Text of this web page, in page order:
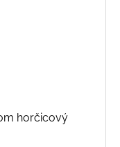
horčicový